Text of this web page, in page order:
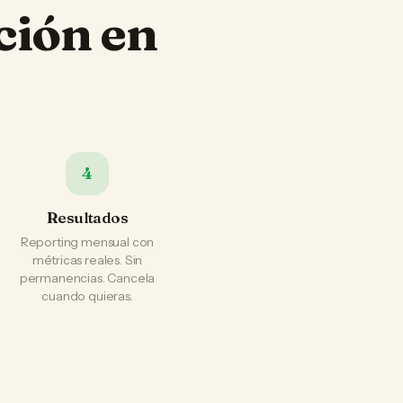
en
4
Resultados
Reporting mensual con
métricas reales. Sin
permanencias. Cancela
cuando quieras.